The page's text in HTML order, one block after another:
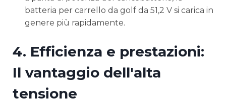
batteria per carrello da golf da 51,2 V si carica in
genere più rapidamente.
4. Efficienza e prestazioni:
Il vantaggio dell'alta
tensione